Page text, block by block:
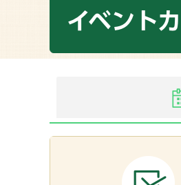
イベント